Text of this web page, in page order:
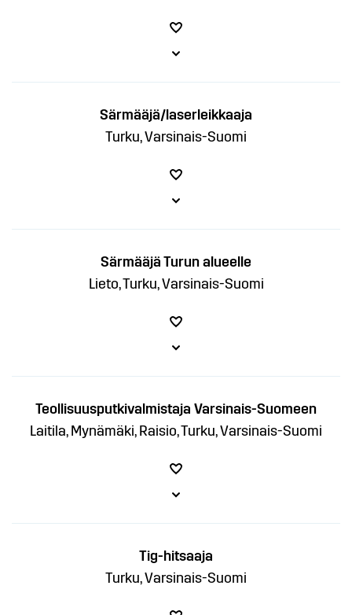
Särmääjä/laserleikkaaja
Turku, Varsinais-Suomi
Särmääjä Turun alueelle
Lieto, Turku, Varsinais-Suomi
Teollisuusputkivalmistaja Varsinais-Suomeen
Laitila, Mynämäki, Raisio, Turku, Varsinais-Suomi
Tig-hitsaaja
Turku, Varsinais-Suomi